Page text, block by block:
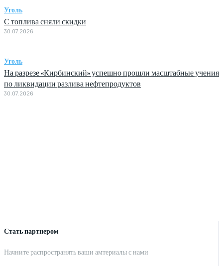
Стать партнером
Начните распространять ваши амтериалы с нами
Уголь
С топлива сняли скидки
30.07.2026
Уголь
На разрезе «Кирбинский» успешно прошли масштабные учения
по ликвидации разлива нефтепродуктов
30.07.2026